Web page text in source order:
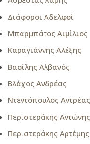
Διάφοροι Αδελφοί
Μπαρμπάτος Αιμίλιος
Καραγιάννης Αλέξης
Βασίλης Αλβανός
Βλάχος Ανδρέας
Ντεντόπουλος Αντρέας
Περιστεράκης Αντώνης
Περιστεράκης Αρτέμης